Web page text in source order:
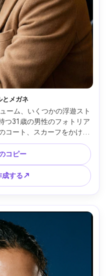
とメガネ
ーム、いくつかの浮遊スト
つ31歳の男性のフォトリア
コート、スカーフをかけて
があるカフェの窓際に座っ
填された柔らかい窓の光。
ボディフレーミング、率直
ード、リアルな肌と髪、シ
--ar 4:5
コピー
成する↗